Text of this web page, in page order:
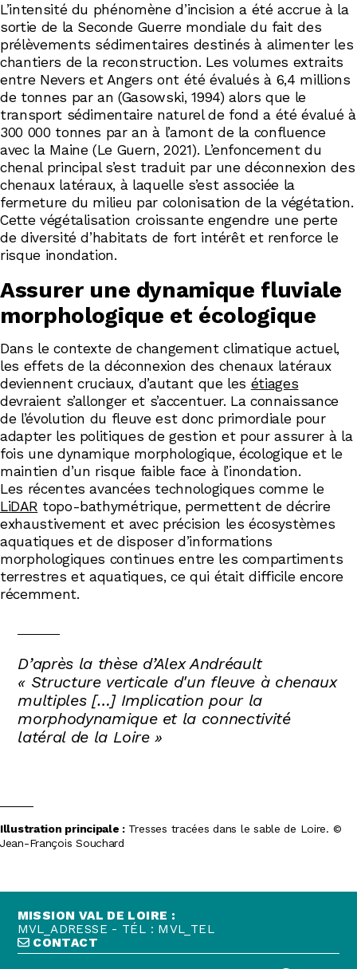
L’intensité du phénomène d’incision a été accrue à la
sortie de la Seconde Guerre mondiale du fait des
prélèvements sédimentaires destinés à alimenter les
chantiers de la reconstruction. Les volumes extraits
entre Nevers et Angers ont été évalués à 6,4 millions
de tonnes par an (Gasowski, 1994) alors que le
transport sédimentaire naturel de fond a été évalué à
300 000 tonnes par an à l’amont de la confluence
avec la Maine (Le Guern, 2021). L’enfoncement du
chenal principal s’est traduit par une déconnexion des
chenaux latéraux, à laquelle s’est associée la
fermeture du milieu par colonisation de la végétation.
Cette végétalisation croissante engendre une perte
de diversité d’habitats de fort intérêt et renforce le
risque inondation.
Assurer une dynamique fluviale
morphologique et écologique
Dans le contexte de changement climatique actuel,
les effets de la déconnexion des chenaux latéraux
deviennent cruciaux, d’autant que les étiages
devraient s’allonger et s’accentuer. La connaissance
de l’évolution du fleuve est donc primordiale pour
adapter les politiques de gestion et pour assurer à la
fois une dynamique morphologique, écologique et le
maintien d’un risque faible face à l’inondation.
Les récentes avancées technologiques comme le
LiDAR topo-bathymétrique, permettent de décrire
exhaustivement et avec précision les écosystèmes
aquatiques et de disposer d’informations
morphologiques continues entre les compartiments
terrestres et aquatiques, ce qui était difficile encore
récemment.
D’après la thèse d’Alex Andréault
« Structure verticale d'un fleuve à chenaux
multiples […] Implication pour la
morphodynamique et la connectivité
latéral de la Loire »
Illustration principale : Tresses tracées dans le sable de Loire. ©
Jean-François Souchard
MISSION VAL DE LOIRE :
MVL_ADRESSE - TÉL : MVL_TEL
CONTACT